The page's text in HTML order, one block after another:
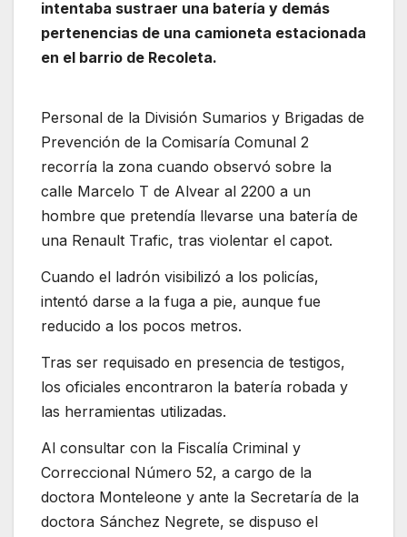
intentaba sustraer una batería y demás
pertenencias de una camioneta estacionada
en el barrio de Recoleta.
Personal de la División Sumarios y Brigadas de
Prevención de la Comisaría Comunal 2
recorría la zona cuando observó sobre la
calle Marcelo T de Alvear al 2200 a un
hombre que pretendía llevarse una batería de
una Renault Trafic, tras violentar el capot.
Cuando el ladrón visibilizó a los policías,
intentó darse a la fuga a pie, aunque fue
reducido a los pocos metros.
Tras ser requisado en presencia de testigos,
los oficiales encontraron la batería robada y
las herramientas utilizadas.
Al consultar con la Fiscalía Criminal y
Correccional Número 52, a cargo de la
doctora Monteleone y ante la Secretaría de la
doctora Sánchez Negrete, se dispuso el